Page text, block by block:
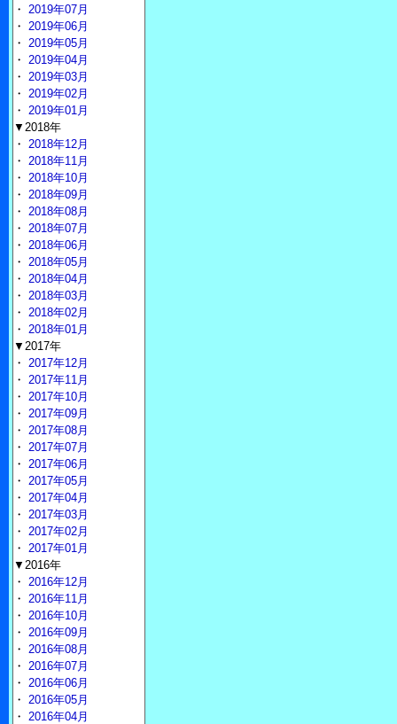
・ 2019年07月
・ 2019年06月
・ 2019年05月
・ 2019年04月
・ 2019年03月
・ 2019年02月
・ 2019年01月
▼2018年
・ 2018年12月
・ 2018年11月
・ 2018年10月
・ 2018年09月
・ 2018年08月
・ 2018年07月
・ 2018年06月
・ 2018年05月
・ 2018年04月
・ 2018年03月
・ 2018年02月
・ 2018年01月
▼2017年
・ 2017年12月
・ 2017年11月
・ 2017年10月
・ 2017年09月
・ 2017年08月
・ 2017年07月
・ 2017年06月
・ 2017年05月
・ 2017年04月
・ 2017年03月
・ 2017年02月
・ 2017年01月
▼2016年
・ 2016年12月
・ 2016年11月
・ 2016年10月
・ 2016年09月
・ 2016年08月
・ 2016年07月
・ 2016年06月
・ 2016年05月
・ 2016年04月